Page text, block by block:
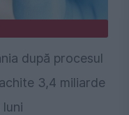
după procesul
3,4 miliarde